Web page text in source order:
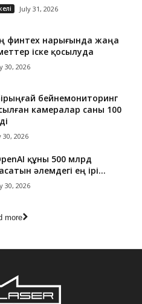
July 31, 2026
финтех нарығында жаңа
іске қосылуда
30, 2026
бейнемониторинг
камералар саны 100
30, 2026
құны 500 млрд
әлемдегі ең ірі...
30, 2026
more